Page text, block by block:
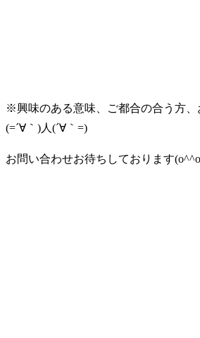
※興味のある意味、ご都合の合う方、
(=´∀｀)人(´∀｀=)
お問い合わせお待ちしております